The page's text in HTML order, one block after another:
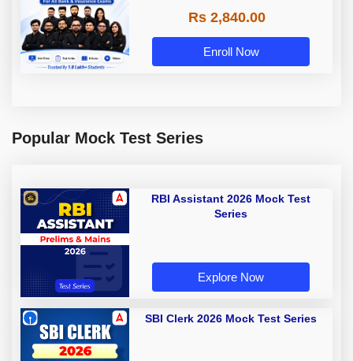
Rs 2,840.00
Enroll Now
Popular Mock Test Series
RBI Assistant 2026 Mock Test
Series
Explore Now
SBI Clerk 2026 Mock Test Series